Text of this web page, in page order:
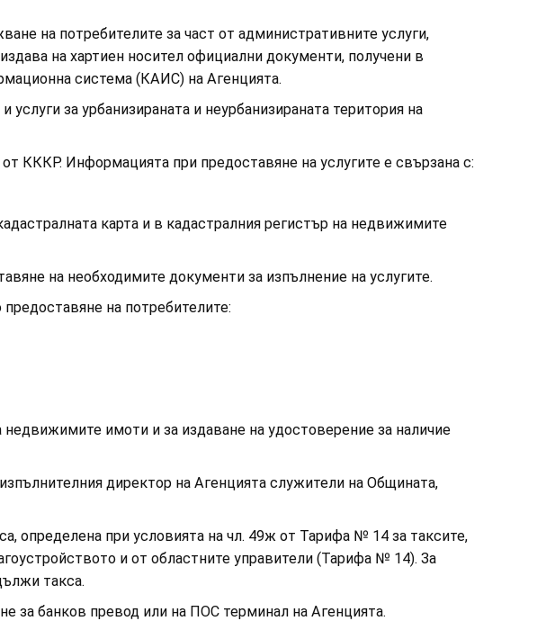
на потребителите за част от административните услуги,
на хартиен носител официални документи, получени в
система (КАИС) на Агенцията.
за урбанизираната и неурбанизираната територия на
КККР. Информацията при предоставяне на услугите е свързана с:
карта и в кадастралния регистър на недвижимите
на необходимите документи за изпълнение на услугите.
на потребителите:
имоти и за издаване на удостоверение за наличие
директор на Агенцията служители на Общината,
определена при условията на чл. 49ж от Тарифа № 14 за таксите,
и от областните управители (Тарифа № 14). За
такса.
за банков превод или на ПОС терминал на Агенцията.